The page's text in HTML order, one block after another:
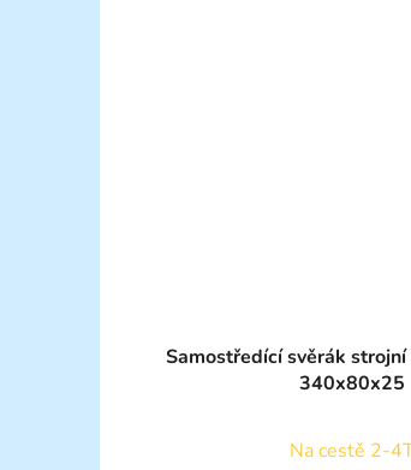
Samostředící svěrák
340x80x25
Na cestě 2-